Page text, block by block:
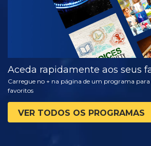
Aceda rapidamente aos seus
Carregue no + na página de um programa para
favoritos
VER TODOS OS PROGRAMAS